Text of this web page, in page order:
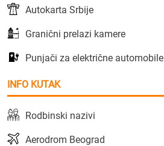
Autokarta Srbije
Granični prelazi kamere
Punjači za električne automobile
INFO KUTAK
Rodbinski nazivi
Aerodrom Beograd